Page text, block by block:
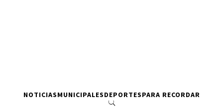
NOTICIASMUNICIPALESDEPORTESPARA RECORDAR